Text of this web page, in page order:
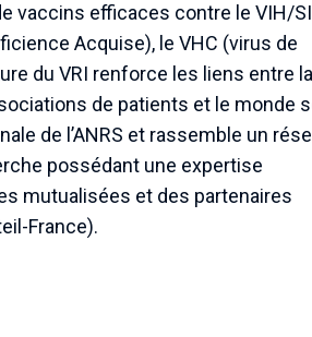
vaccins efficaces contre le VIH/
Acquise), le VHC (virus de
du VRI renforce les liens entre la
de patients et le monde
de l’ANRS et rassemble un
possédant une expertise
mutualisées et des partenaires
France).